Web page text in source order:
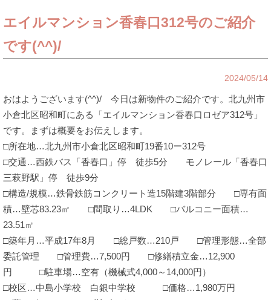
エイルマンション香春口312号のご紹介
です(^^)/
2024/05/14
おはようございます(^^)/ 今日は新物件のご紹介です。北九州市
小倉北区昭和町にある「エイルマンション香春口ロゼア312号」
です。まずは概要をお伝えします。
□所在地…北九州市小倉北区昭和町19番10ー312号
□交通…西鉄バス「香春口」停 徒歩5分 モノレール「香春口
三萩野駅」停 徒歩9分
□構造/規模…鉄骨鉄筋コンクリート造15階建3階部分 □専有面
積…壁芯83.23㎡ □間取り…4LDK □バルコニー面積…
23.51㎡
□築年月…平成17年8月 □総戸数…210戸 □管理形態…全部
委託管理 □管理費…7,500円 □修繕積立金…12,900
円 □駐車場…空有（機械式4,000～14,000円）
□校区…中島小学校 白銀中学校 □価格…1,980万円